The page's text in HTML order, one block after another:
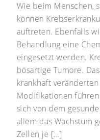
Wie beim Menschen,
können
auftreten. Ebenfalls
Behandlung eine
eingesetzt werden.
bösartige Tumore.
krankhaft
Modifikationen
sich von dem
allem das Wachstum
Zellen je […]